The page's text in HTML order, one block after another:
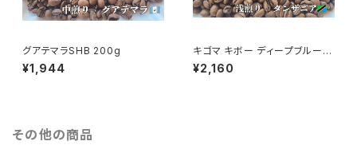
グアテマラSHB 200g
¥1,944
キゴマ キボー ディープブルーA
A 200g
¥2,160
その他の商品